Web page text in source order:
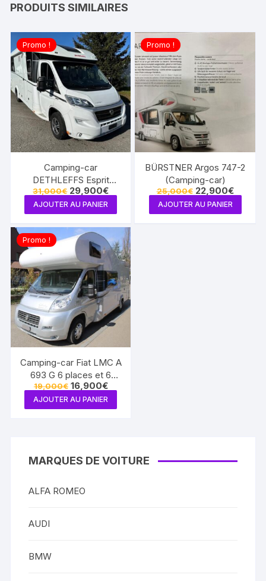
PRODUITS SIMILAIRES
Promo !
Camping-car
DETHLEFFS Esprit
Comfort T-7150 (Semi-
intégré)
31,000€ Le
prix
initial
était :
31,000€.
29,900€Le
prix
est :
29,900€.
AJOUTER AU PANIER
Promo !
BÜRSTNER Argos 747-2
(Camping-car)
25,000€ Le
prix
initial
était :
22,900€Le
prix
est :
AJOUTER AU PANIER
Promo !
Camping-car Fiat LMC A
693 G 6 places et 6
couchages. Permis B
19,000€ Le
prix
initial
était :
16,900€Le
prix
actuel
est :
AJOUTER AU PANIER
MARQUES DE VOITURE
ALFA ROMEO
AUDI
BMW